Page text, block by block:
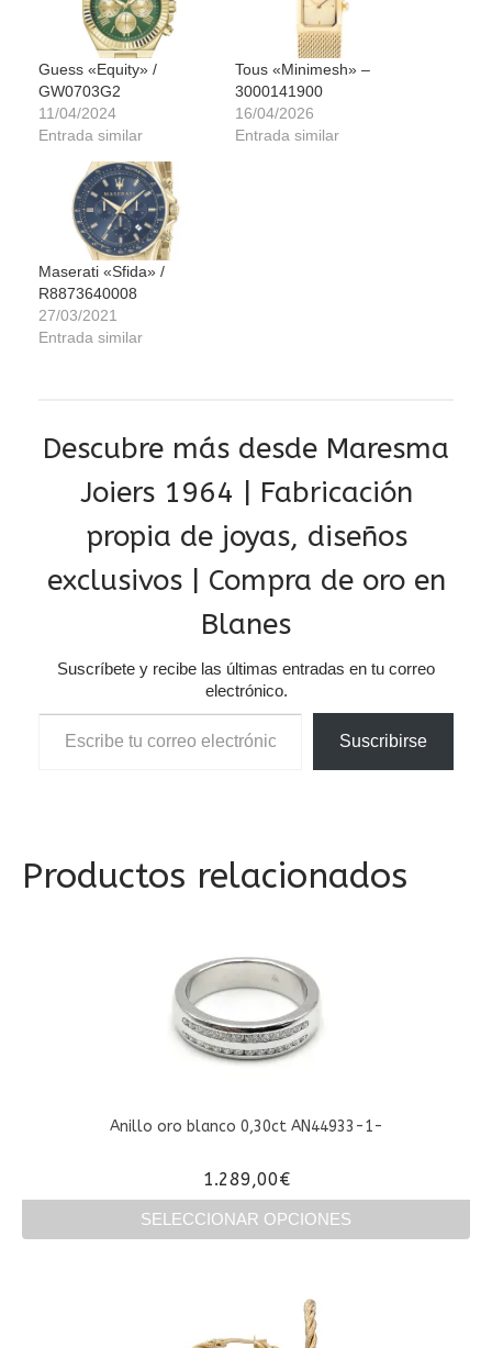
Guess «Equity» /
GW0703G2
11/04/2024
Entrada similar
Tous «Minimesh» –
3000141900
16/04/2026
Entrada similar
Maserati «Sfida» /
R8873640008
27/03/2021
Entrada similar
Descubre más desde Maresma
Joiers 1964 | Fabricación
propia de joyas, diseños
exclusivos | Compra de oro en
Blanes
Suscríbete y recibe las últimas entradas en tu correo
electrónico.
Escribe tu correo electrónico…
Suscribirse
Productos relacionados
Anillo oro blanco 0,30ct AN44933-1-
1.289,00€
SELECCIONAR OPCIONES
múltiples
variantes.